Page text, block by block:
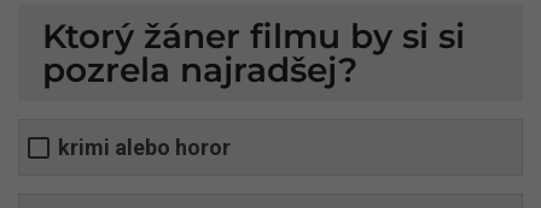
Ktorý žáner filmu by si si
pozrela najradšej?
krimi alebo horor